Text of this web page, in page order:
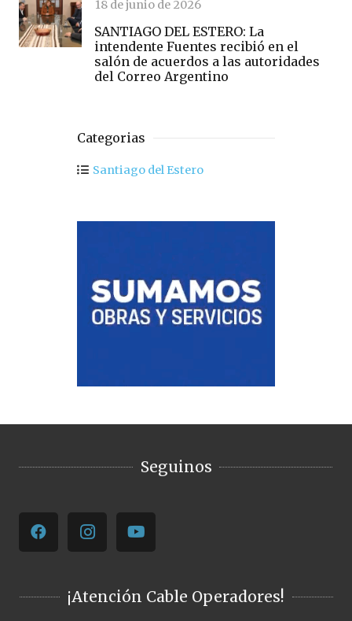
18 de junio de 2026
SANTIAGO DEL ESTERO: La
intendente Fuentes recibió en el
salón de acuerdos a las autoridades
del Correo Argentino
Categorias
Santiago del Estero
Seguinos
¡Atención Cable Operadores!